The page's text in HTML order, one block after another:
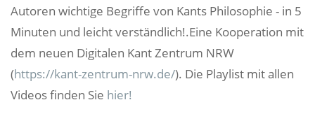
Autoren wichtige Begriffe von Kants Philosophie - in 5
Minuten und leicht verständlich!.Eine Kooperation mit
dem neuen Digitalen Kant Zentrum NRW
(https://kant-zentrum-nrw.de/). Die Playlist mit allen
Videos finden Sie hier!